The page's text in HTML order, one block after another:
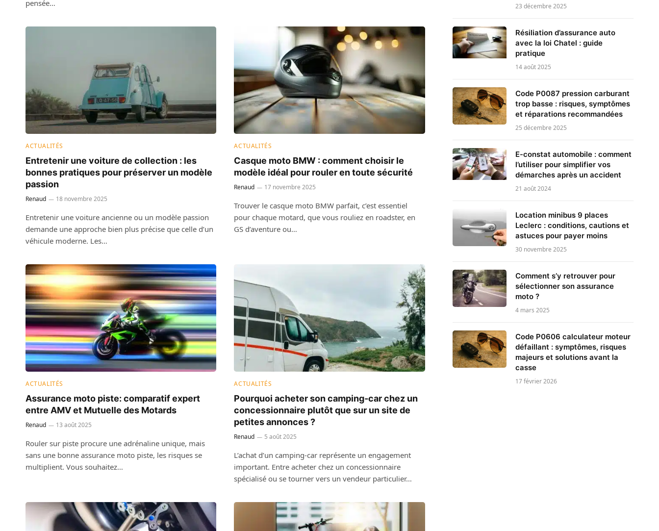
pensée…
ACTUALITÉS
Entretenir une voiture de collection : les
bonnes pratiques pour préserver un modèle
passion
Renaud 18 novembre 2025
Entretenir une voiture ancienne ou un modèle passion
demande une approche bien plus précise que celle d’un
véhicule moderne. Les…
ACTUALITÉS
Casque moto BMW : comment choisir le
modèle idéal pour rouler en toute sécurité
Renaud 17 novembre 2025
Trouver le casque moto BMW parfait, c’est essentiel
pour chaque motard, que vous rouliez en roadster, en
GS d’aventure ou…
ACTUALITÉS
Assurance moto piste: comparatif expert
entre AMV et Mutuelle des Motards
Renaud 13 août 2025
Rouler sur piste procure une adrénaline unique, mais
sans une bonne assurance moto piste, les risques se
multiplient. Vous souhaitez…
ACTUALITÉS
Pourquoi acheter son camping‑car chez un
concessionnaire plutôt que sur un site de
petites annonces ?
Renaud 5 août 2025
L’achat d’un camping‑car représente un engagement
important. Entre acheter chez un concessionnaire
spécialisé ou se tourner vers un vendeur particulier…
23 décembre 2025
Résiliation d’assurance auto
avec la loi Chatel : guide
pratique
14 août 2025
Code P0087 pression carburant
trop basse : risques, symptômes
et réparations recommandées
25 décembre 2025
E-constat automobile : comment
l’utiliser pour simplifier vos
démarches après un accident
21 août 2024
Location minibus 9 places
Leclerc : conditions, cautions et
astuces pour payer moins
30 novembre 2025
Comment s’y retrouver pour
sélectionner son assurance
moto ?
4 mars 2025
Code P0606 calculateur moteur
défaillant : symptômes, risques
majeurs et solutions avant la
casse
17 février 2026